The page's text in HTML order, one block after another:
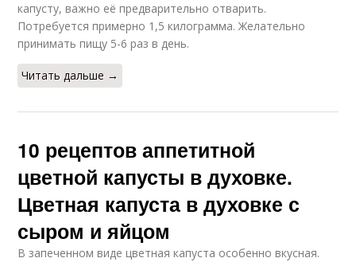
капусту, важно её предварительно отварить.
Потребуется примерно 1,5 килограмма. Желательно
принимать пищу 5-6 раз в день.
Читать дальше →
10 рецептов аппетитной
цветной капусты в духовке.
Цветная капуста в духовке с
сыром и яйцом
В запеченном виде цветная капуста особенно вкусная.